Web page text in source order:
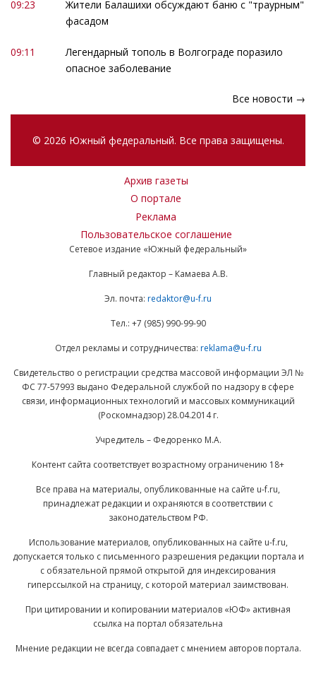
09:23
Жители Балашихи обсуждают баню с "траурным"
фасадом
09:11
Легендарный тополь в Волгограде поразило
опасное заболевание
Все новости →
© 2026 Южный федеральный. Все права защищены.
Архив газеты
О портале
Реклама
Пользовательское соглашение
Сетевое издание «Южный федеральный»
Главный редактор – Камаева А.В.
Эл. почта: redaktor@u-f.ru
Тел.: +7 (985) 990-99-90
Отдел рекламы и сотрудничества: reklama@u-f.ru
Свидетельство о регистрации средства массовой информации ЭЛ №
ФС 77-57993 выдано Федеральной службой по надзору в сфере
связи, информационных технологий и массовых коммуникаций
(Роскомнадзор) 28.04.2014 г.
Учредитель – Федоренко М.А.
Контент сайта соответствует возрастному ограничению 18+
Все права на материалы, опубликованные на сайте u-f.ru,
принадлежат редакции и охраняются в соответствии с
законодательством РФ.
Использование материалов, опубликованных на сайте u-f.ru,
допускается только с письменного разрешения редакции портала и
с обязательной прямой открытой для индексирования
гиперссылкой на страницу, с которой материал заимствован.
При цитировании и копировании материалов «ЮФ» активная
ссылка на портал обязательна
Мнение редакции не всегда совпадает с мнением авторов портала.